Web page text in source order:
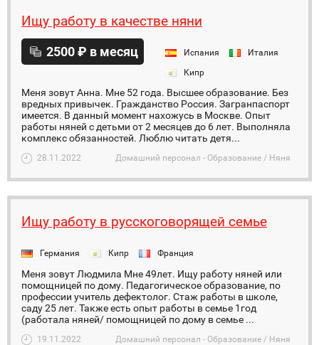
Ищу работу в качестве няни
2500 ₽ в месяц Испания
Италия
Кипр
Меня зовут Анна. Мне 52 года. Высшее образование. Без
вредных привычек. Гражданство Россия. Загранпаспорт
имеется. В данный момент нахожусь в Москве. Опыт
работы няней с детьми от 2 месяцев до 6 лет. Выполняла
комплекс обязанностей. Люблю читать детя...
28.11.2022 Домашний персонал - Образование / Няня
Ищу работу в русскоговорящей семье
Германия Кипр Франция
Меня зовут Людмила Мне 49лет. Ищу работу няней или
помощницей по дому. Педагогическое образование, по
профессии учитель дефектолог. Стаж работы в школе,
саду 25 лет. Также есть опыт работы в семье 1год
(работала няней/ помощницей по дому в семье ...
19.11.2022 Домашний персонал - Образование / Няня